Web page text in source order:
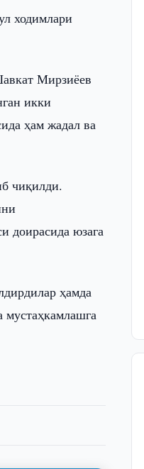
ходимлари
Мирзиёев
икки
ҳам жадал ва
чиқилди.
доирасида юзага
ҳамда
мустаҳкамлашга